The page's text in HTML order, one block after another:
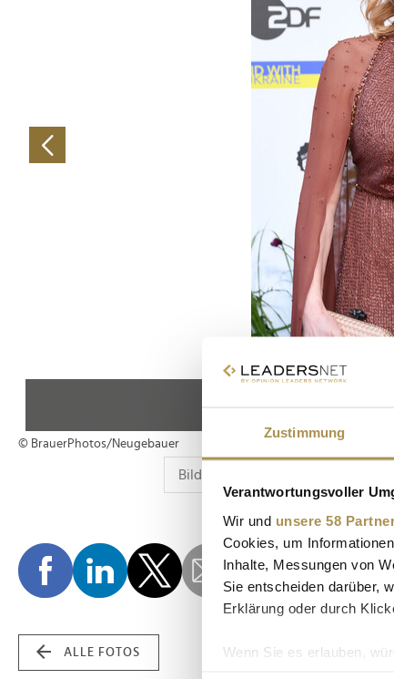
Zustimmung
Verantwortungsvoller
Wir und unsere 58
Cookies, um
Inhalte, Messungen von
Sie entscheiden darüber,
Erklärung oder durch
Wenn Sie es erlauben,
© BrauerPhotos/Neugebauer
ALLE FOTOS